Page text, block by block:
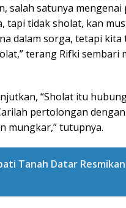
salah satunya
tapi tidak sholat, kan
dalam sorga, tetapi
terang Rifki sembari
“Sholat itu
pertolongan
mungkar,” tutupnya.
Tanah Datar